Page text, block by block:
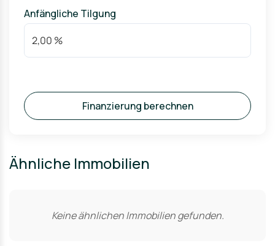
Anfängliche Tilgung
Finanzierung berechnen
Ähnliche Immobilien
Keine ähnlichen Immobilien gefunden.